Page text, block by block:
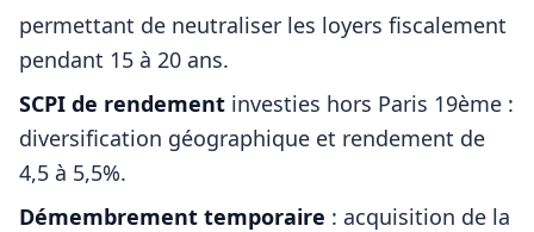
permettant de neutraliser les loyers fiscalement
pendant 15 à 20 ans.
SCPI de rendement investies hors Paris 19ème :
diversification géographique et rendement de
4,5 à 5,5%.
Démembrement temporaire : acquisition de la